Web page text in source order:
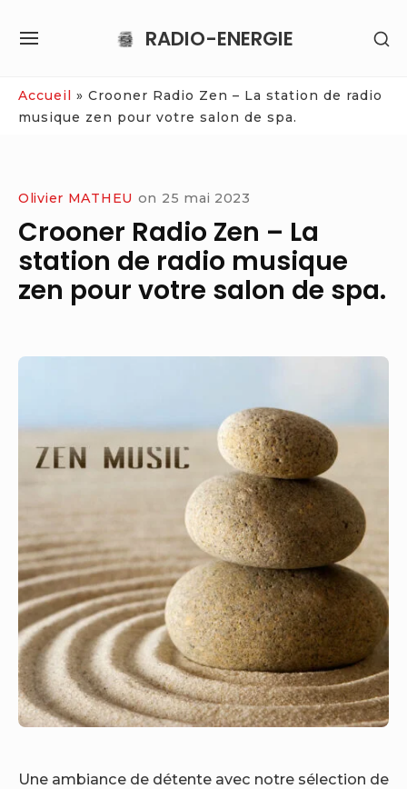
RADIO-ENERGIE
SITE
Accueil » Crooner Radio Zen – La station de radio
musique zen pour votre salon de spa.
Olivier MATHEU on 25 mai 2023
Crooner Radio Zen – La
station de radio musique
zen pour votre salon de spa.
Une ambiance de détente avec notre sélection de